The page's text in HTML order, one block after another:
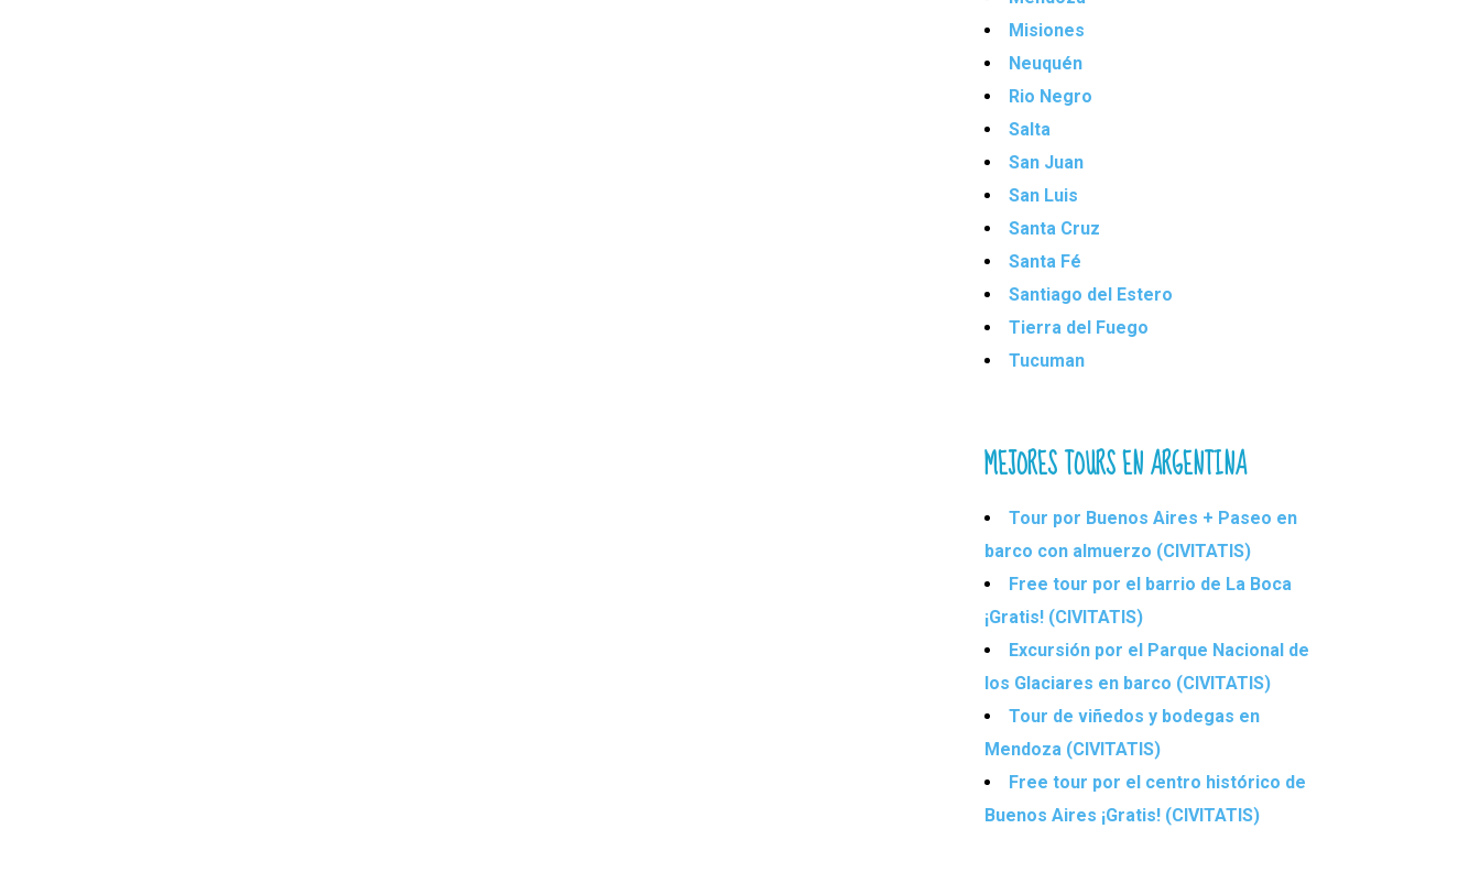
Misiones
Neuquén
Rio Negro
Salta
San Juan
San Luis
Santa Cruz
Santa Fé
Santiago del Estero
Tierra del Fuego
Tucuman
MEJORES TOURS EN ARGENTINA
Tour por Buenos Aires + Paseo en
barco con almuerzo (CIVITATIS)
Free tour por el barrio de La Boca
¡Gratis! (CIVITATIS)
Excursión por el Parque Nacional de
los Glaciares en barco (CIVITATIS)
Tour de viñedos y bodegas en
Mendoza (CIVITATIS)
Free tour por el centro histórico de
Buenos Aires ¡Gratis! (CIVITATIS)